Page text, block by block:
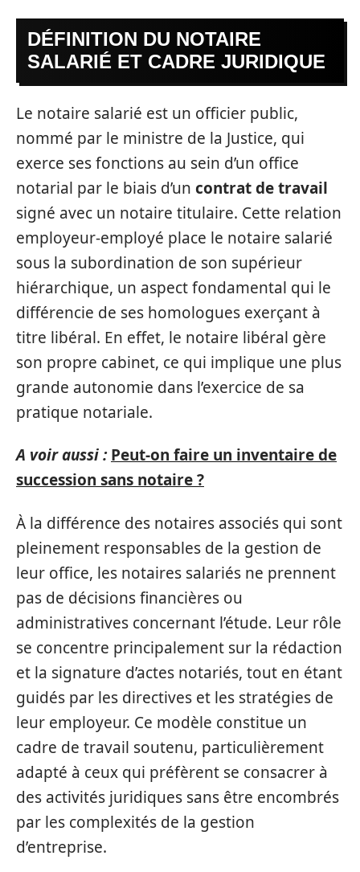
DÉFINITION DU NOTAIRE
SALARIÉ ET CADRE JURIDIQUE
Le notaire salarié est un officier public,
nommé par le ministre de la Justice, qui
exerce ses fonctions au sein d’un office
notarial par le biais d’un contrat de travail
signé avec un notaire titulaire. Cette relation
employeur-employé place le notaire salarié
sous la subordination de son supérieur
hiérarchique, un aspect fondamental qui le
différencie de ses homologues exerçant à
titre libéral. En effet, le notaire libéral gère
son propre cabinet, ce qui implique une plus
grande autonomie dans l’exercice de sa
pratique notariale.
A voir aussi : Peut-on faire un inventaire de
succession sans notaire ?
À la différence des notaires associés qui sont
pleinement responsables de la gestion de
leur office, les notaires salariés ne prennent
pas de décisions financières ou
administratives concernant l’étude. Leur rôle
se concentre principalement sur la rédaction
et la signature d’actes notariés, tout en étant
guidés par les directives et les stratégies de
leur employeur. Ce modèle constitue un
cadre de travail soutenu, particulièrement
adapté à ceux qui préfèrent se consacrer à
des activités juridiques sans être encombrés
par les complexités de la gestion
d’entreprise.